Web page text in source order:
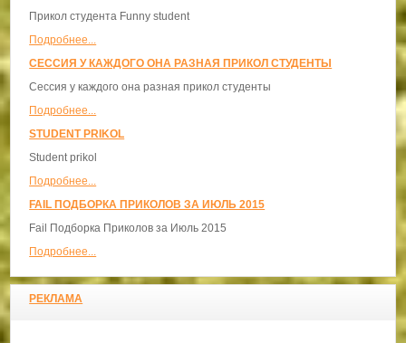
Прикол студента Funny student
Подробнее...
СЕССИЯ У КАЖДОГО ОНА РАЗНАЯ ПРИКОЛ СТУДЕНТЫ
Сессия у каждого она разная прикол студенты
Подробнее...
STUDENT PRIKOL
Student prikol
Подробнее...
FAIL ПОДБОРКА ПРИКОЛОВ ЗА ИЮЛЬ 2015
Fail Подборка Приколов за Июль 2015
Подробнее...
РЕКЛАМА